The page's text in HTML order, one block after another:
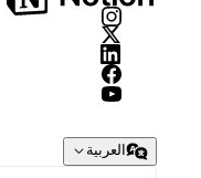
العربية